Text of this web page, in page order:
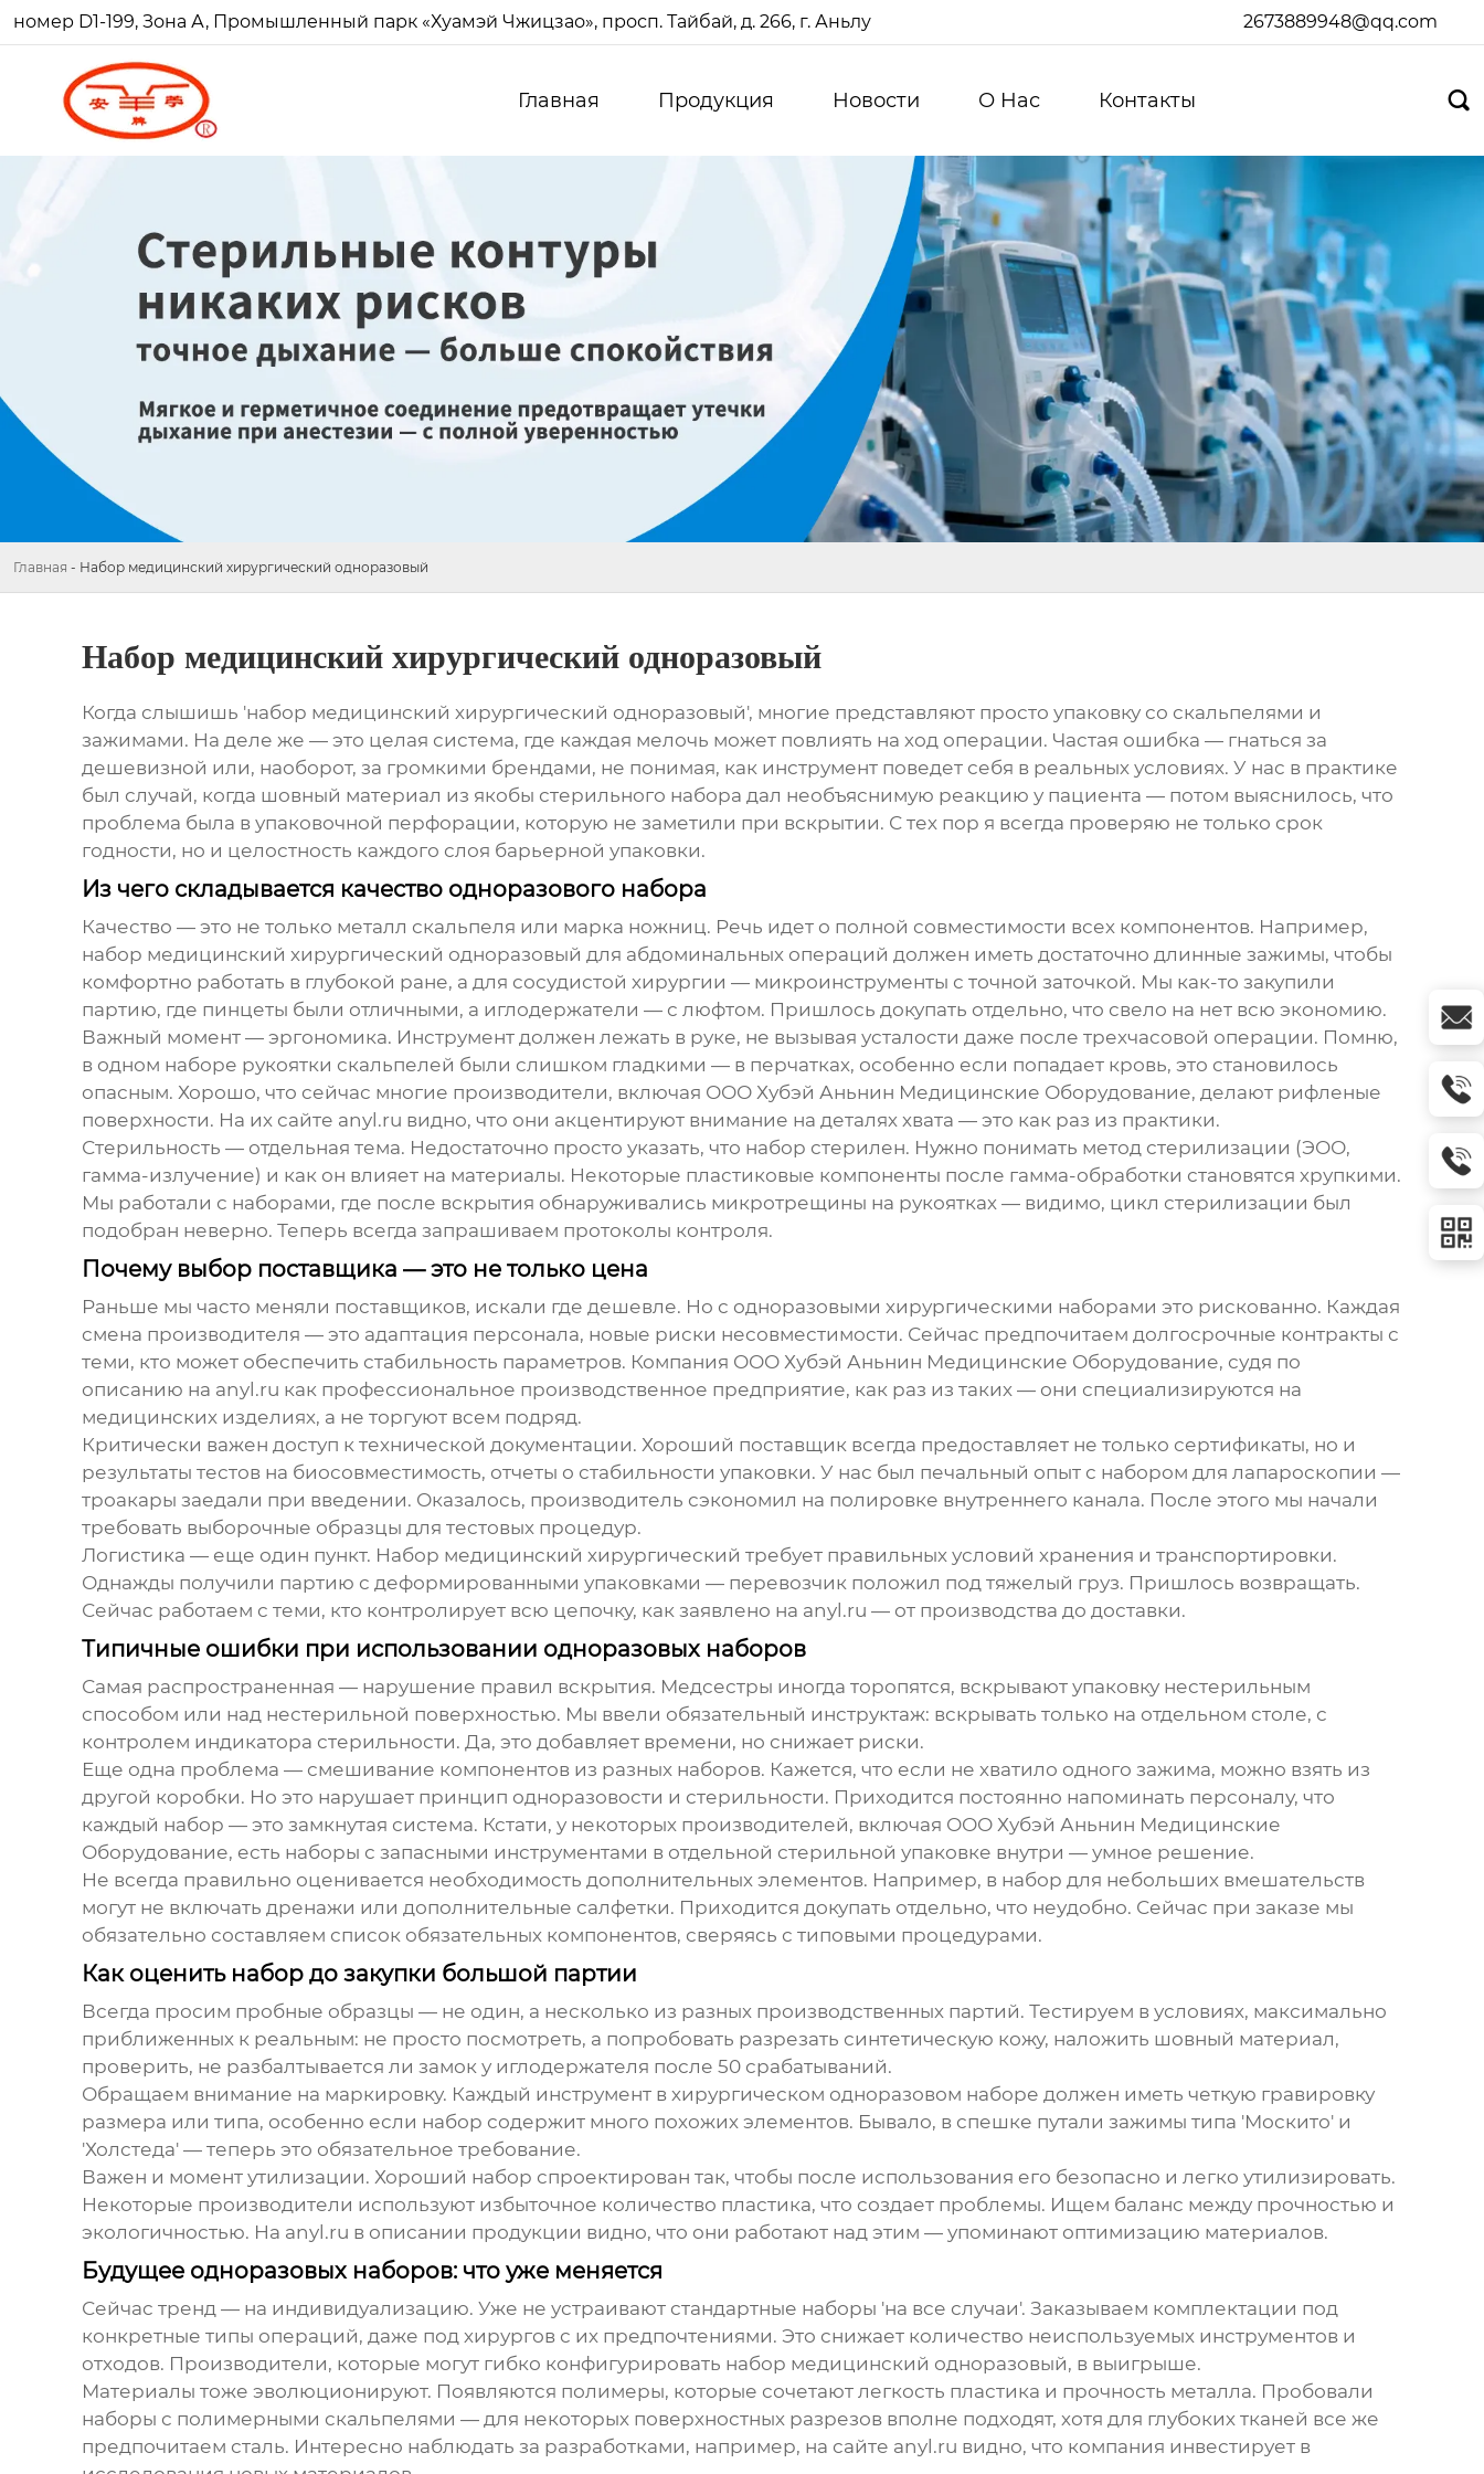
номер D1-199, Зона А, Промышленный парк «Хуамэй Чжицзао», просп. Тайбай, д. 266, г. Аньлу 2673889948@qq.com
Главная Продукция Новости О Hас Контакты 
Главная - Набор медицинский хирургический одноразовый
Набор медицинский хирургический одноразовый
Когда слышишь 'набор медицинский хирургический одноразовый', многие представляют просто упаковку со скальпелями и
зажимами. На деле же — это целая система, где каждая мелочь может повлиять на ход операции. Частая ошибка — гнаться за
дешевизной или, наоборот, за громкими брендами, не понимая, как инструмент поведет себя в реальных условиях. У нас в практике
был случай, когда шовный материал из якобы стерильного набора дал необъяснимую реакцию у пациента — потом выяснилось, что
проблема была в упаковочной перфорации, которую не заметили при вскрытии. С тех пор я всегда проверяю не только срок
годности, но и целостность каждого слоя барьерной упаковки.
Из чего складывается качество одноразового набора
Качество — это не только металл скальпеля или марка ножниц. Речь идет о полной совместимости всех компонентов. Например,
набор медицинский хирургический одноразовый для абдоминальных операций должен иметь достаточно длинные зажимы, чтобы
комфортно работать в глубокой ране, а для сосудистой хирургии — микроинструменты с точной заточкой. Мы как-то закупили
партию, где пинцеты были отличными, а иглодержатели — с люфтом. Пришлось докупать отдельно, что свело на нет всю экономию.
Важный момент — эргономика. Инструмент должен лежать в руке, не вызывая усталости даже после трехчасовой операции. Помню,
в одном наборе рукоятки скальпелей были слишком гладкими — в перчатках, особенно если попадает кровь, это становилось
опасным. Хорошо, что сейчас многие производители, включая ООО Хубэй Аньнин Медицинские Оборудование, делают рифленые
поверхности. На их сайте anyl.ru видно, что они акцентируют внимание на деталях хвата — это как раз из практики.
Стерильность — отдельная тема. Недостаточно просто указать, что набор стерилен. Нужно понимать метод стерилизации (ЭОО,
гамма-излучение) и как он влияет на материалы. Некоторые пластиковые компоненты после гамма-обработки становятся хрупкими.
Мы работали с наборами, где после вскрытия обнаруживались микротрещины на рукоятках — видимо, цикл стерилизации был
подобран неверно. Теперь всегда запрашиваем протоколы контроля.
Почему выбор поставщика — это не только цена
Раньше мы часто меняли поставщиков, искали где дешевле. Но с одноразовыми хирургическими наборами это рискованно. Каждая
смена производителя — это адаптация персонала, новые риски несовместимости. Сейчас предпочитаем долгосрочные контракты с
теми, кто может обеспечить стабильность параметров. Компания ООО Хубэй Аньнин Медицинские Оборудование, судя по
описанию на anyl.ru как профессиональное производственное предприятие, как раз из таких — они специализируются на
медицинских изделиях, а не торгуют всем подряд.
Критически важен доступ к технической документации. Хороший поставщик всегда предоставляет не только сертификаты, но и
результаты тестов на биосовместимость, отчеты о стабильности упаковки. У нас был печальный опыт с набором для лапароскопии —
троакары заедали при введении. Оказалось, производитель сэкономил на полировке внутреннего канала. После этого мы начали
требовать выборочные образцы для тестовых процедур.
Логистика — еще один пункт. Набор медицинский хирургический требует правильных условий хранения и транспортировки.
Однажды получили партию с деформированными упаковками — перевозчик положил под тяжелый груз. Пришлось возвращать.
Сейчас работаем с теми, кто контролирует всю цепочку, как заявлено на anyl.ru — от производства до доставки.
Типичные ошибки при использовании одноразовых наборов
Самая распространенная — нарушение правил вскрытия. Медсестры иногда торопятся, вскрывают упаковку нестерильным
способом или над нестерильной поверхностью. Мы ввели обязательный инструктаж: вскрывать только на отдельном столе, с
контролем индикатора стерильности. Да, это добавляет времени, но снижает риски.
Еще одна проблема — смешивание компонентов из разных наборов. Кажется, что если не хватило одного зажима, можно взять из
другой коробки. Но это нарушает принцип одноразовости и стерильности. Приходится постоянно напоминать персоналу, что
каждый набор — это замкнутая система. Кстати, у некоторых производителей, включая ООО Хубэй Аньнин Медицинские
Оборудование, есть наборы с запасными инструментами в отдельной стерильной упаковке внутри — умное решение.
Не всегда правильно оценивается необходимость дополнительных элементов. Например, в набор для небольших вмешательств
могут не включать дренажи или дополнительные салфетки. Приходится докупать отдельно, что неудобно. Сейчас при заказе мы
обязательно составляем список обязательных компонентов, сверяясь с типовыми процедурами.
Как оценить набор до закупки большой партии
Всегда просим пробные образцы — не один, а несколько из разных производственных партий. Тестируем в условиях, максимально
приближенных к реальным: не просто посмотреть, а попробовать разрезать синтетическую кожу, наложить шовный материал,
проверить, не разбалтывается ли замок у иглодержателя после 50 срабатываний.
Обращаем внимание на маркировку. Каждый инструмент в хирургическом одноразовом наборе должен иметь четкую гравировку
размера или типа, особенно если набор содержит много похожих элементов. Бывало, в спешке путали зажимы типа 'Москито' и
'Холстеда' — теперь это обязательное требование.
Важен и момент утилизации. Хороший набор спроектирован так, чтобы после использования его безопасно и легко утилизировать.
Некоторые производители используют избыточное количество пластика, что создает проблемы. Ищем баланс между прочностью и
экологичностью. На anyl.ru в описании продукции видно, что они работают над этим — упоминают оптимизацию материалов.
Будущее одноразовых наборов: что уже меняется
Сейчас тренд — на индивидуализацию. Уже не устраивают стандартные наборы 'на все случаи'. Заказываем комплектации под
конкретные типы операций, даже под хирургов с их предпочтениями. Это снижает количество неиспользуемых инструментов и
отходов. Производители, которые могут гибко конфигурировать набор медицинский одноразовый, в выигрыше.
Материалы тоже эволюционируют. Появляются полимеры, которые сочетают легкость пластика и прочность металла. Пробовали
наборы с полимерными скальпелями — для некоторых поверхностных разрезов вполне подходят, хотя для глубоких тканей все же
предпочитаем сталь. Интересно наблюдать за разработками, например, на сайте anyl.ru видно, что компания инвестирует в